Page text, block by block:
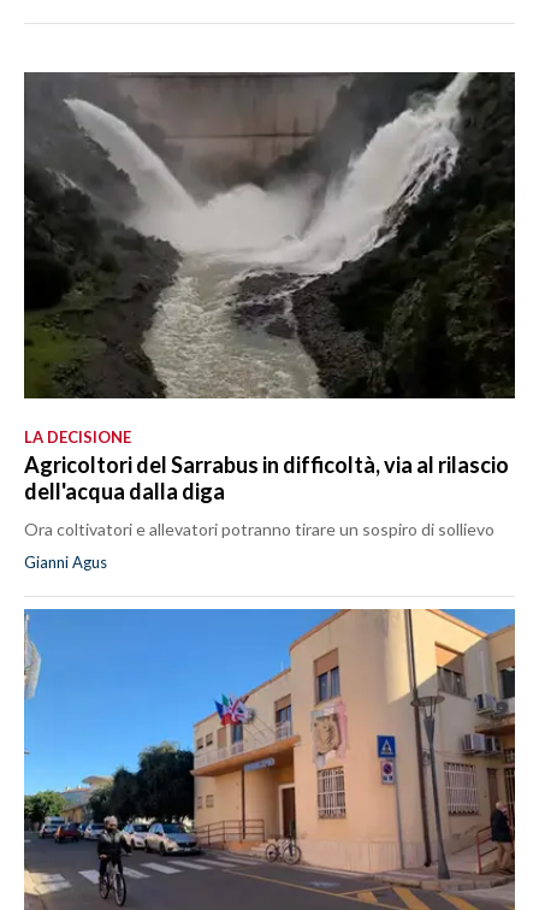
LA DECISIONE
Agricoltori del Sarrabus in difficoltà, via al rilascio
dell'acqua dalla diga
Ora coltivatori e allevatori potranno tirare un sospiro di sollievo
Gianni Agus